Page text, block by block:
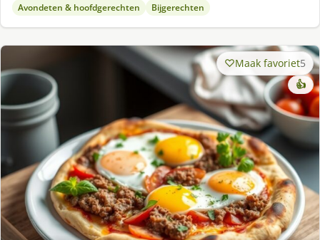
Avondeten & hoofdgerechten Bijgerechten
Maak favoriet5
👍